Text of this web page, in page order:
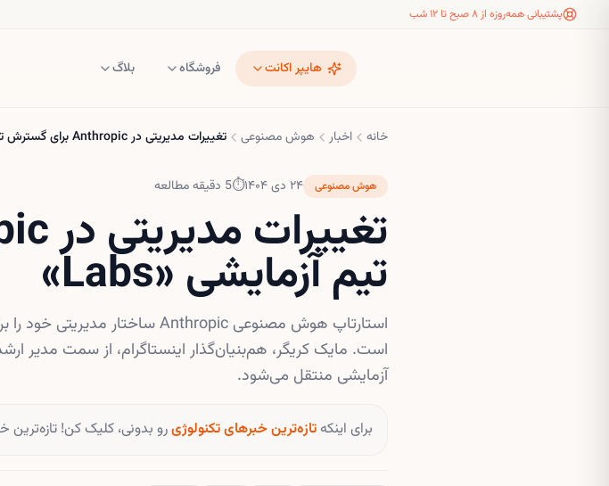
پشتیبانی همه‌روزه از ۸ صبح تا ۱۲ شب
هایپر اکانت فروشگاه بلاگ
خانه اخبار هوش مصنوعی تغییرات مدیریتی در Anthropic برای گسترش تیم آزمایشی «Labs»
هوش مصنوعی ۲۴ دی ۱۴۰۴ ⏱
5 دقیقه مطالعه
تیم آزمایشی «Labs»
است. مایک کریگر، هم‌بنیان‌گذار اینستاگرام، از سمت
آزمایشی منتقل می‌شود.
برای اینکهتازه‌ترین خبرهای تکنولوژیرو بدونی، کلیک کن! تازه‌ترین